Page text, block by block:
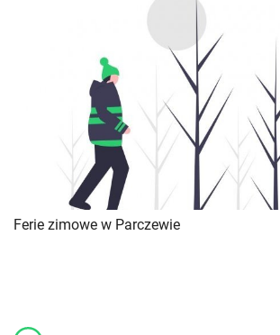
Ferie zimowe w Parczewie